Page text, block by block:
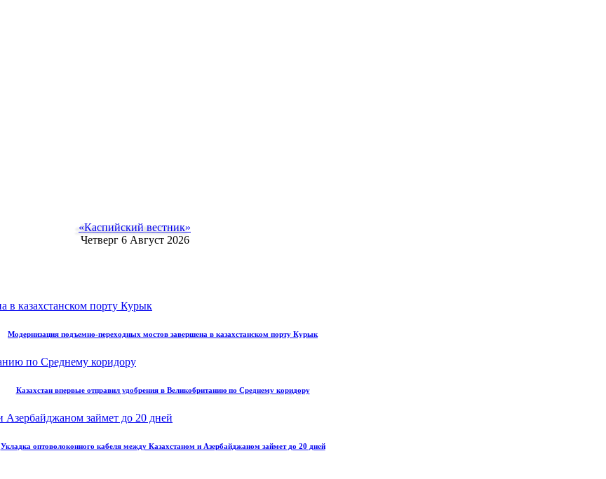
«Каспийский вестник»
Четверг 6 Август 2026
Модернизация подъемно-переходных мостов завершена в казахстанском порту Курык
Казахстан впервые отправил удобрения в Великобританию по Среднему коридору
Укладка оптоволоконного кабеля между Казахстаном и Азербайджаном займет до 20 дней